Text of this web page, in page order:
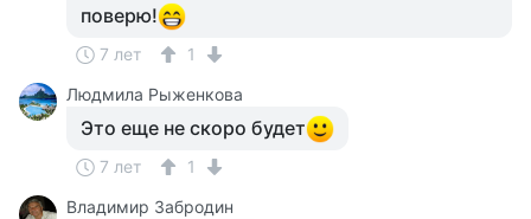
поверю!
7 лет
1
Людмила Рыженкова
Это еще не скоро будет
7 лет
1
Владимир Забродин